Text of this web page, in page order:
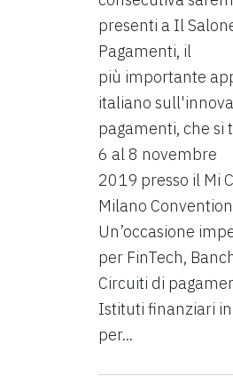
presenti a Il
Pagamenti, il
più importante
italiano
pagamenti, che si
6 al 8 novembre
2019 presso il Mi
Milano
Un’occasione
per FinTech,
Circuiti di
Istituti finanziari
per...